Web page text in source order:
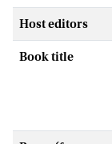
Host editors
Book title